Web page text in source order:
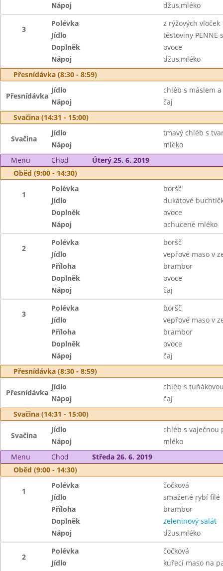
Nápoj
džus,mléko
3
Polévka
z rýžových vloček
Jídlo
těstoviny PENNE
Doplněk
ovoce
Nápoj
džus,mléko
Přesnídávka (8:30 - 8:59)
Přesnídávka
Jídlo
chléb s máslem
Nápoj
čaj
Svačina (14:31 - 15:00)
Svačina
Jídlo
tmavý chléb s
Nápoj
mléko
Menu
Chod
Úterý 25. 6. 2019
Oběd (9:00 - 14:30)
1
Polévka
boršč
Jídlo
dukátové
Doplněk
ovoce
Nápoj
ochucené mléko
2
Polévka
boršč
Jídlo
vepřové maso v
Příloha
brambor
Doplněk
ovoce
Nápoj
čaj
3
Polévka
boršč
Jídlo
vepřové maso v
Příloha
brambor
Doplněk
ovoce
Nápoj
čaj
Přesnídávka (8:30 - 8:59)
Přesnídávka
Jídlo
chléb s
Nápoj
čaj
Svačina (14:31 - 15:00)
Svačina
Jídlo
chléb s vaječnou
Nápoj
mléko
Menu
Chod
Středa 26. 6. 2019
Oběd (9:00 - 14:30)
1
Polévka
čočková
Jídlo
smažené rybí filé
Příloha
brambor
Doplněk
zeleninový salát
Nápoj
džus,mléko
2
Polévka
čočková
Jídlo
kuřecí maso na